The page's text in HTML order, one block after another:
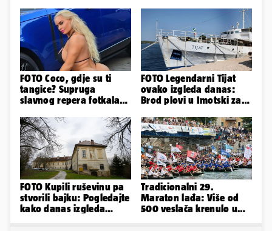
FOTO Coco, gdje su ti
tangice? Supruga
slavnog repera fotkala
sve
FOTO Legendarni Tijat
ovako izgleda danas:
Brod plovi u Imotski za
FOTO Kupili ruševinu pa
stvorili bajku: Pogledajte
kako danas izgleda
Tradicionalni 29.
Maraton lađa: Više od
500 veslača krenulo u